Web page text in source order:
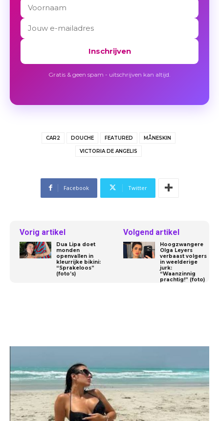
Inschrijven
Gratis & geen spam - uitschrijven kan altijd.
CAR2 DOUCHE FEATURED MÅNESKIN
VICTORIA DE ANGELIS
Facebook Twitter
Vorig artikel
Dua Lipa doet
monden
openvallen in
kleurrijke bikini:
“Sprakeloos”
(foto’s)
Volgend artikel
Hoogzwangere
Olga Leyers
verbaast volgers
in weelderige
jurk:
“Waanzinnig
prachtig!” (foto)